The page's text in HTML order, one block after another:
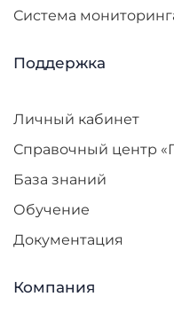
Система
Поддержка
Личный кабинет
Справочный центр
База знаний
Обучение
Документация
Компания